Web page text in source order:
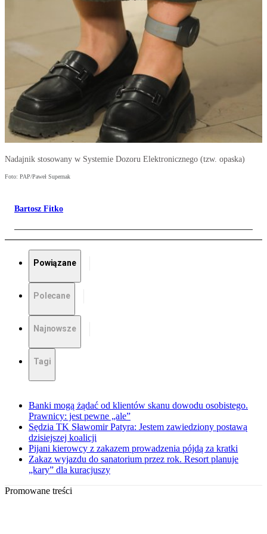
Nadajnik stosowany w Systemie Dozoru Elektronicznego (tzw. opaska)
Foto: PAP/Paweł Supernak
Bartosz Fitko
Powiązane
Polecane
Najnowsze
Tagi
Banki mogą żądać od klientów skanu dowodu osobistego.
Prawnicy: jest pewne „ale”
Sędzia TK Sławomir Patyra: Jestem zawiedziony postawą
dzisiejszej koalicji
Pijani kierowcy z zakazem prowadzenia pójdą za kratki
Zakaz wyjazdu do sanatorium przez rok. Resort planuje
„kary” dla kuracjuszy
Promowane treści